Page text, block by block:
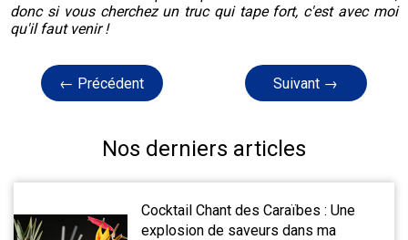
donc si vous cherchez un truc qui tape fort, c'est avec moi
qu'il faut venir !
← Précédent Suivant →
Nos derniers articles
Cocktail Chant des Caraïbes : Une
explosion de saveurs dans ma